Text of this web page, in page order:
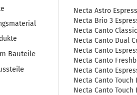
Necta Astro
Necta Brio 3
Necta Canto
Necta Canto Dual
Necta Canto
Necta Canto
Necta Canto
Necta Canto
Necta Canto
Bauteile